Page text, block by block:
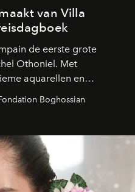
van Villa
de eerste grote
Othoniel. Met
aquarellen en
werk de herinnering
Boghossian